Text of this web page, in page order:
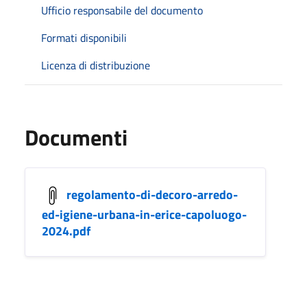
Ufficio responsabile del documento
Formati disponibili
Licenza di distribuzione
Documenti
regolamento-di-decoro-arredo-
ed-igiene-urbana-in-erice-capoluogo-
2024.pdf